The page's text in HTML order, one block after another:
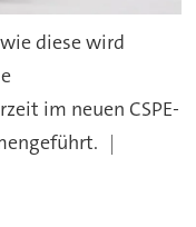
diese wird
im neuen CSPE-